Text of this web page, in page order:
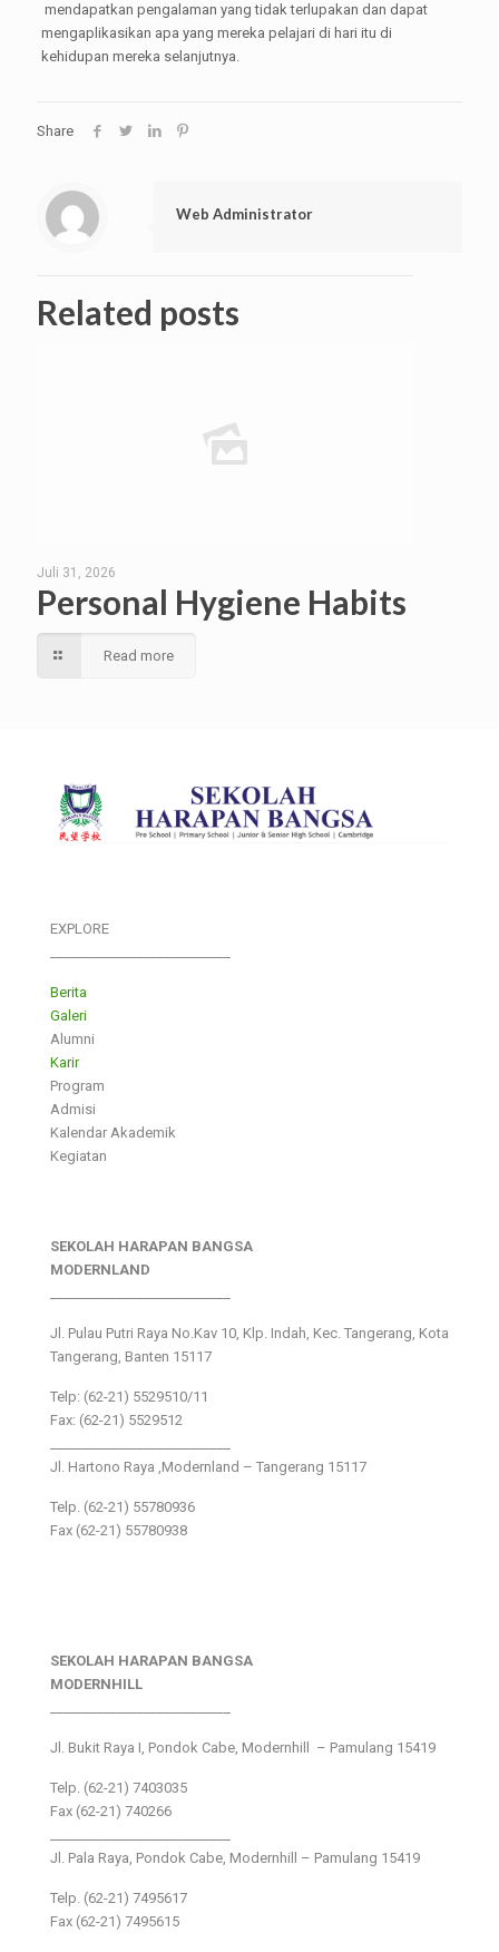
mendapatkan pengalaman yang tidak terlupakan dan dapat
mengaplikasikan apa yang mereka pelajari di hari itu di
kehidupan mereka selanjutnya.
Share
Web Administrator
Related posts
Juli 31, 2026
Personal Hygiene Habits
Read more
EXPLORE
Berita
Galeri
Alumni
Karir
Program
Admisi
Kalendar Akademik
Kegiatan
SEKOLAH HARAPAN BANGSA
MODERNLAND
Jl. Pulau Putri Raya No.Kav 10, Klp. Indah, Kec. Tangerang, Kota
Tangerang, Banten 15117
Telp: (62-21) 5529510/11
Fax: (62-21) 5529512
Jl. Hartono Raya ,Modernland – Tangerang 15117
Telp. (62-21) 55780936
Fax (62-21) 55780938
SEKOLAH HARAPAN BANGSA
MODERNHILL
Jl. Bukit Raya I, Pondok Cabe, Modernhill – Pamulang 15419
Telp. (62-21) 7403035
Fax (62-21) 740266
Jl. Pala Raya, Pondok Cabe, Modernhill – Pamulang 15419
Telp. (62-21) 7495617
Fax (62-21) 7495615